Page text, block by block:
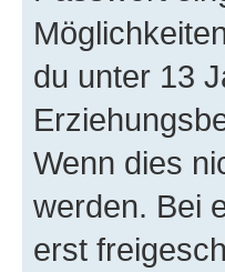
du unter 13
Wenn dies
werden. Bei
erst